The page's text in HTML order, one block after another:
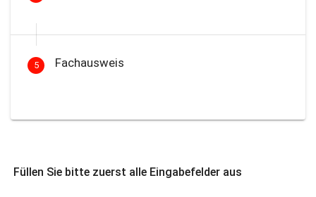
5 Fachausweis
Füllen Sie bitte zuerst alle Eingabefelder aus